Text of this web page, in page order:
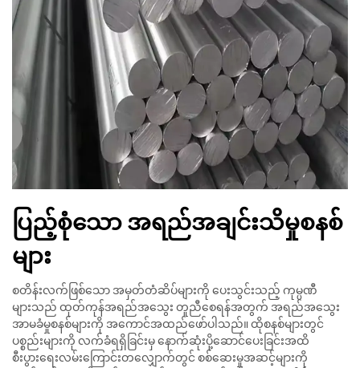
ပြည့်စုံသော အရည်အချင်းသိမှုစနစ်
များ
စတိန်းလက်ဖြစ်သော အမှတ်တံဆိပ်များကို ပေးသွင်းသည့် ကုမ္ပဏီ
များသည် ထုတ်ကုန်အရည်အသွေး တူညီစေရန်အတွက် အရည်အသွေး
အာမခံမှုစနစ်များကို အကောင်အထည်ဖော်ပါသည်။ ထိုစနစ်များတွင်
ပစ္စည်းများကို လက်ခံရရှိခြင်းမှ နောက်ဆုံးပို့ဆောင်ပေးခြင်းအထိ
စီးပွားရေးလမ်းကြောင်းတလျှောက်တွင် စစ်ဆေးမှုအဆင့်များကို